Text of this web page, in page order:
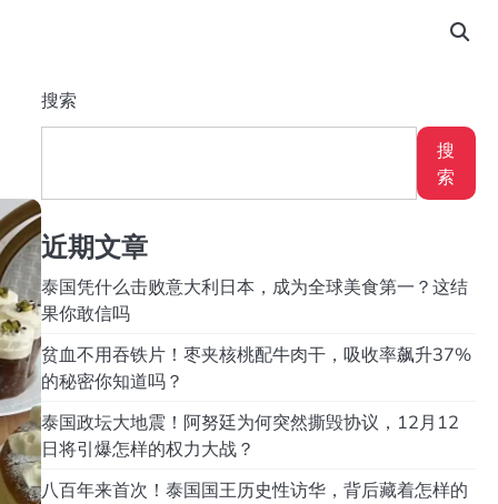
搜索
搜
索
近期文章
泰国凭什么击败意大利日本，成为全球美食第一？这结
果你敢信吗
贫血不用吞铁片！枣夹核桃配牛肉干，吸收率飙升37%
的秘密你知道吗？
泰国政坛大地震！阿努廷为何突然撕毁协议，12月12
日将引爆怎样的权力大战？
八百年来首次！泰国国王历史性访华，背后藏着怎样的